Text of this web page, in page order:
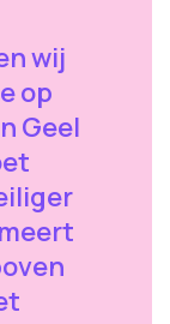
wij
op
Geel